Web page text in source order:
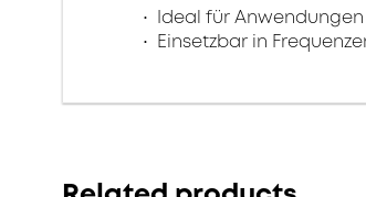
Ideal für
Einsetzbar in